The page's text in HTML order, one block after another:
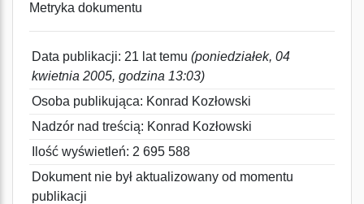
Metryka dokumentu
Data publikacji: 21 lat temu (poniedziałek, 04
kwietnia 2005, godzina 13:03)
Osoba publikująca: Konrad Kozłowski
Nadzór nad treścią: Konrad Kozłowski
Ilość wyświetleń: 2 695 588
Dokument nie był aktualizowany od momentu
publikacji